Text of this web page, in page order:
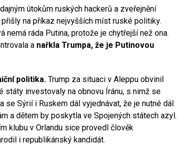
útokům ruských hackerů a zveřejnění
na příkaz nejvyšších míst ruské politiky.
nemá ráda Putina, protože je chytřejší než ona.
anařkla Trumpa, že je Putinovou
politika.Trump za situaci v Aleppu obvinil
státy investovaly na obnovu Íránu, s nimž se
se Sýrií i Ruskem dál vyjednávat, že je nutné dál
a dětem by poskytla ve Spojených státech azyl.
klubu v Orlandu sice provedl člověk
i republikánský kandidát.